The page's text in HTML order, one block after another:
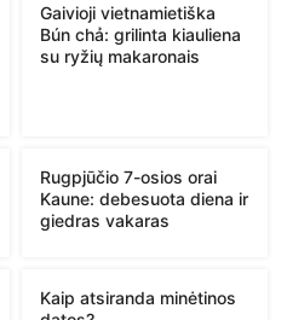
Gaivioji vietnamietiška
Bún chả: grilinta kiauliena
su ryžių makaronais
Rugpjūčio 7-osios orai
Kaune: debesuota diena ir
giedras vakaras
Kaip atsiranda minėtinos